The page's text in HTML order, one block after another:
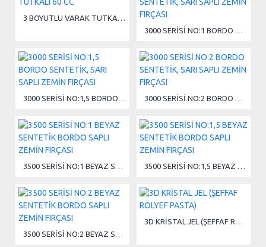
3 BOYUTLU VARAK TUTKALI 60 CC
3000 SERİSİ NO:1 BORDO SENTETİK, SARI SAPLI ZEMİN FIRÇASI
3000 SERİSİ NO:1,5 BORDO SENTETİK, SARI SAPLI ZEMİN FIRÇASI 3000 SERİSİ NO:2 BORDO SENTETİK, SARI SAPLI ZEMİN FIRÇASI
3500 SERİSİ NO:1 BEYAZ SENTETİK BORDO SAPLI ZEMİN FIRÇASI 3500 SERİSİ NO:1,5 BEYAZ SENTETİK BORDO SAPLI ZEMİN FIRÇASI
3500 SERİSİ NO:2 BEYAZ SENTETİK BORDO SAPLI ZEMİN FIRÇASI
3D KRİSTAL JEL (ŞEFFAF RÖLYEF PASTA)